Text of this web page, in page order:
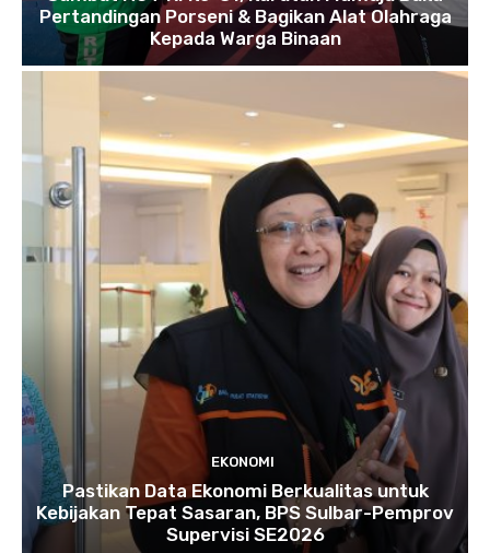
Pertandingan Porseni & Bagikan Alat Olahraga
Kepada Warga Binaan
EKONOMI
Pastikan Data Ekonomi Berkualitas untuk
Kebijakan Tepat Sasaran, BPS Sulbar-Pemprov
Supervisi SE2026